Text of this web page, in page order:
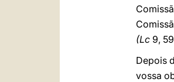
(Lc 9,
Depois
vossa